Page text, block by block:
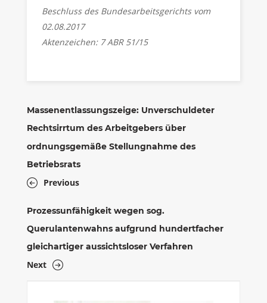
Beschluss des Bundesarbeitsgerichts vom
02.08.2017
Aktenzeichen: 7 ABR 51/15
Massenentlassungszeige: Unverschuldeter
Rechtsirrtum des Arbeitgebers über
ordnungsgemäße Stellungnahme des
Betriebsrats
Previous
Prozessunfähigkeit wegen sog.
Querulantenwahns aufgrund hundertfacher
gleichartiger aussichtsloser Verfahren
Next